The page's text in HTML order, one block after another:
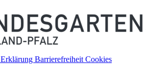
Erklärung Barrierefreiheit Cookies